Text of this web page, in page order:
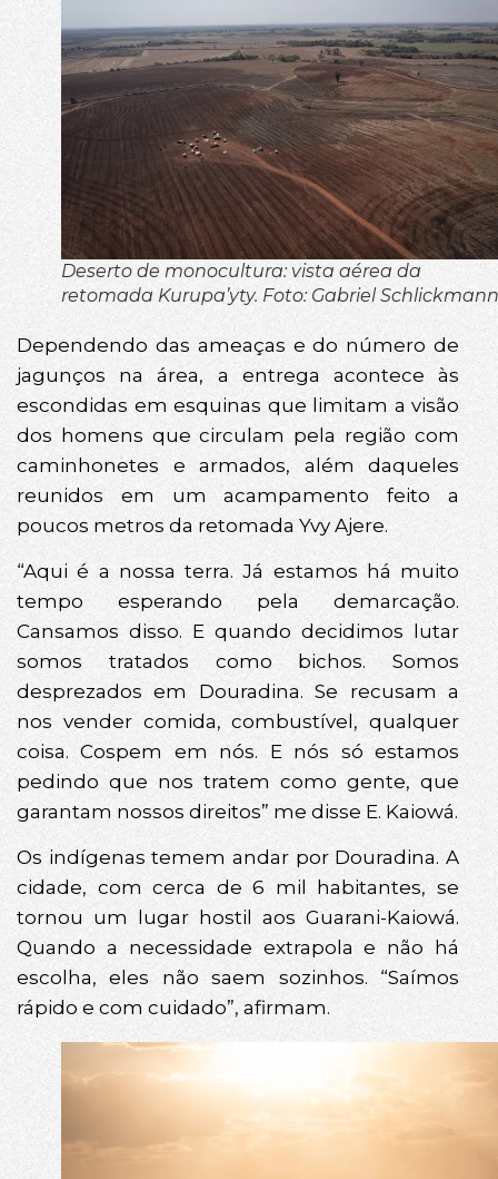
Deserto de monocultura: vista aérea da
retomada Kurupa’yty. Foto: Gabriel Schlickmann
Dependendo das ameaças e do número de
jagunços na área, a entrega acontece às
escondidas em esquinas que limitam a visão
dos homens que circulam pela região com
caminhonetes e armados, além daqueles
reunidos em um acampamento feito a
poucos metros da retomada Yvy Ajere.
“Aqui é a nossa terra. Já estamos há muito
tempo esperando pela demarcação.
Cansamos disso. E quando decidimos lutar
somos tratados como bichos. Somos
desprezados em Douradina. Se recusam a
nos vender comida, combustível, qualquer
coisa. Cospem em nós. E nós só estamos
pedindo que nos tratem como gente, que
garantam nossos direitos” me disse E. Kaiowá.
Os indígenas temem andar por Douradina. A
cidade, com cerca de 6 mil habitantes, se
tornou um lugar hostil aos Guarani-Kaiowá.
Quando a necessidade extrapola e não há
escolha, eles não saem sozinhos. “Saímos
rápido e com cuidado”, afirmam.